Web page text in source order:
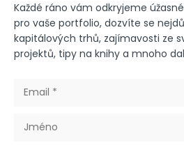
Každé ráno vám odkryjeme
pro vaše portfolio, dozvíte se
kapitálových trhů, zajímavosti ze
projektů, tipy na knihy a mnoho